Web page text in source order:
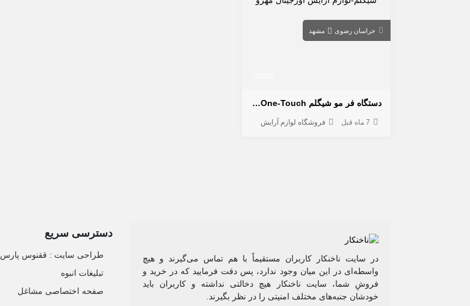
خراسان رضوی مشهد
دستگاه فر مو شیگلم It-Curl One-Touch سایز ۲۵ میل
7 ماه قبل فروشگاه لوازم آرایش
در سایت ناخنکار کاربران مستقیماً با هم تماس می‌گیرند و هیچ
واسطه‌ای در این میان وجود ندارد، پس دقت فرمایید که در خرید و
فروشِ شما، سایت ناخنکار هیچ دخالتی نداشته و کاربران باید
خودشان جنبه‌های مختلف امنیتی را در نظر بگیرند.
دسترسی سریع
طراحی سایت :‌ ققنوس پارس
تبلیغات انبوه
صفحه اختصاصی مشاغل